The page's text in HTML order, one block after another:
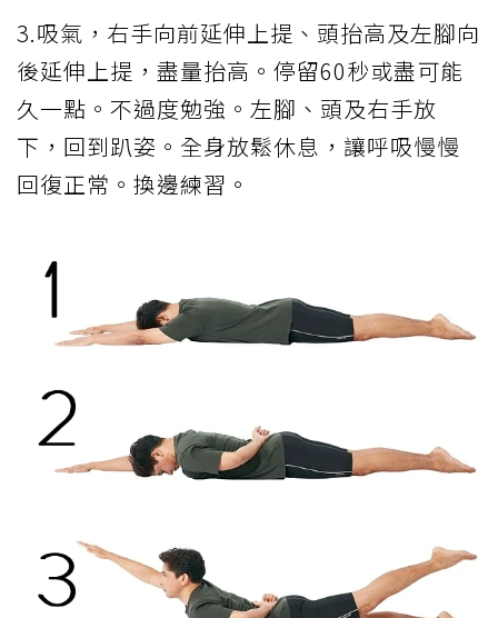
3.吸氣，右手向前延伸上提、頭抬高及左腳向
後延伸上提，盡量抬高。停留60秒或盡可能
久一點。不過度勉強。左腳、頭及右手放
下，回到趴姿。全身放鬆休息，讓呼吸慢慢
回復正常。換邊練習。